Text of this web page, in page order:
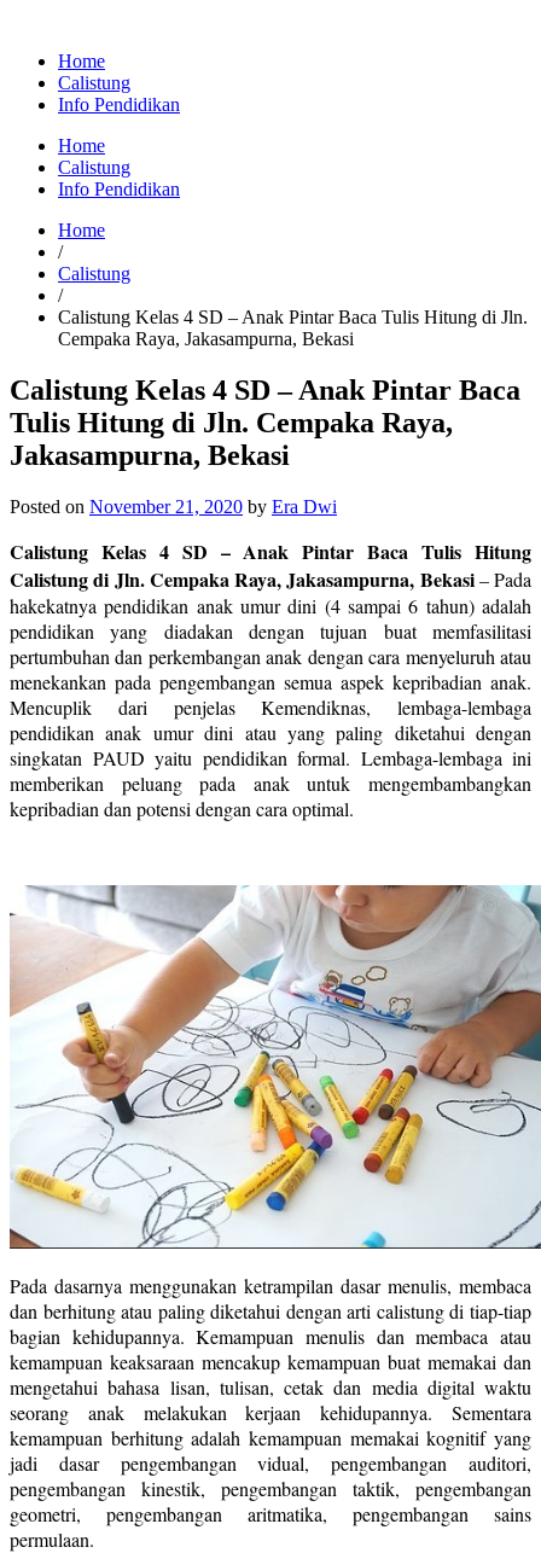
Home
Calistung
Info Pendidikan
Home
Calistung
Info Pendidikan
Home
/
Calistung
/
Calistung Kelas 4 SD – Anak Pintar Baca Tulis Hitung di Jln.
Cempaka Raya, Jakasampurna, Bekasi
Calistung Kelas 4 SD – Anak Pintar Baca
Tulis Hitung di Jln. Cempaka Raya,
Jakasampurna, Bekasi
Posted on November 21, 2020 by Era Dwi
Calistung Kelas 4 SD – Anak Pintar Baca Tulis Hitung
Calistung di Jln. Cempaka Raya, Jakasampurna, Bekasi–Pada
hakekatnya pendidikan anak umur dini (4 sampai 6 tahun) adalah
pendidikan yang diadakan dengan tujuan buat memfasilitasi
pertumbuhan dan perkembangan anak dengan cara menyeluruh atau
menekankan pada pengembangan semua aspek kepribadian anak.
Mencuplik dari penjelas Kemendiknas, lembaga-lembaga
pendidikan anak umur dini atau yang paling diketahui dengan
singkatan PAUD yaitu pendidikan formal. Lembaga-lembaga ini
memberikan peluang pada anak untuk mengembambangkan
kepribadian dan potensi dengan cara optimal.
Pada dasarnya menggunakan ketrampilan dasar menulis, membaca
dan berhitung atau paling diketahui dengan arti calistung di tiap-tiap
bagian kehidupannya. Kemampuan menulis dan membaca atau
kemampuan keaksaraan mencakup kemampuan buat memakai dan
mengetahui bahasa lisan, tulisan, cetak dan media digital waktu
seorang anak melakukan kerjaan kehidupannya. Sementara
kemampuan berhitung adalah kemampuan memakai kognitif yang
jadi dasar pengembangan vidual, pengembangan auditori,
pengembangan kinestik, pengembangan taktik, pengembangan
geometri, pengembangan aritmatika, pengembangan sains
permulaan.